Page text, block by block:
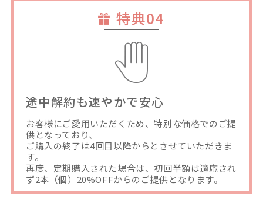
特典04
途中解約も速やかで安心
お客様にご愛用いただくため、特別な価格でのご提
供となっており、
ご購入の終了は4回目以降からとさせていただきま
す。
再度、定期購入された場合は、初回半額は適応され
ず2本（個）20%OFFからのご提供となります。